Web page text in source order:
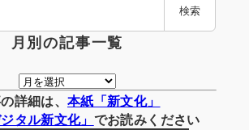
検索
月別の記事一覧
月
別
の
詳細は、 本紙「新文化」
タル新文化」 でお読みください